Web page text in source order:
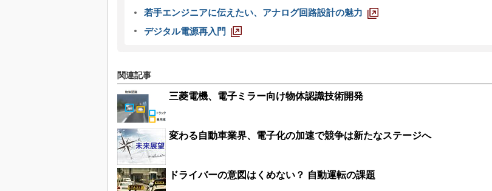
若手エンジニアに伝えたい、アナログ回路設計の魅力
デジタル電源再入門
関連記事
三菱電機、電子ミラー向け物体認識技術開発
変わる自動車業界、電子化の加速で競争は新たなステージへ
ドライバーの意図はくめない？ 自動運転の課題